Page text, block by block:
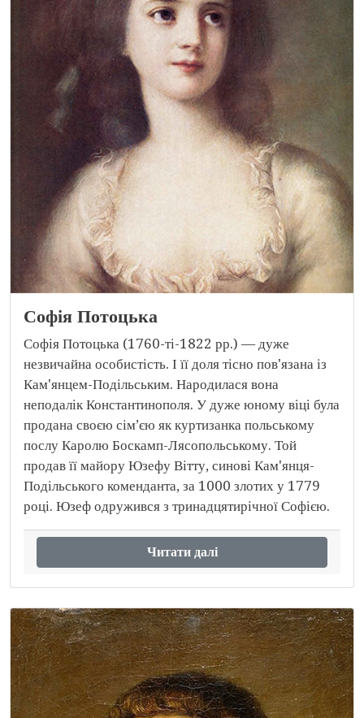
Софія Потоцька
Софія Потоцька (1760-ті-1822 рр.) — дуже
незвичайна особистість. І її доля тісно пов'язана із
Кам'янцем-Подільським. Народилася вона
неподалік Константинополя. У дуже юному віці була
продана своєю сім’єю як куртизанка польському
послу Каролю Боскамп-Лясопольському. Той
продав її майору Юзефу Вітту, синові Кам'янця-
Подільського коменданта, за 1000 злотих у 1779
році. Юзеф одружився з тринадцятирічної Софією.
Читати далі